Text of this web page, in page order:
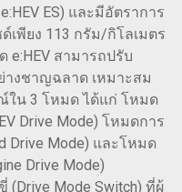
ES) และมีอัตราการ
พียง 113 กรัม/กิโลเมตร
e:HEV สามารถปรับ
างชาญฉลาด เหมาะสม
น 3 โหมด ได้แก่ โหมด
Drive Mode) โหมดการ
Drive Mode) และโหมด
Drive Mode)
Mode Switch) ที่ผู้